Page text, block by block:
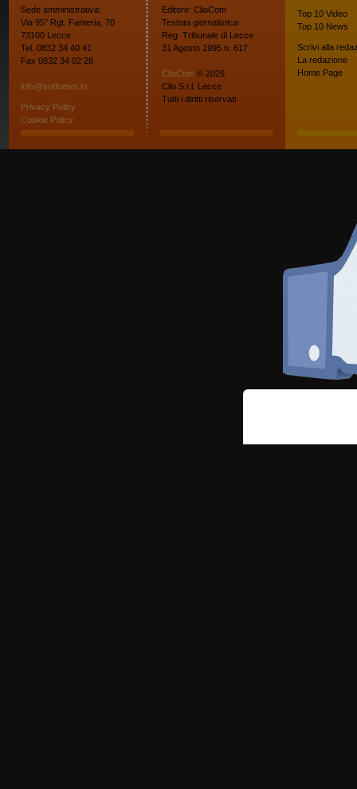
Sede amministrativa:
Via 95° Rgt. Fanteria, 70
73100 Lecce
Tel. 0832 34 40 41
Fax 0832 34 02 28
info@sudnews.tv
Privacy Policy
Cookie Policy
Editore: ClioCom
Testata giornalistica
Reg. Tribunale di Lecce
31 Agosto 1995 n. 617
ClioCom © 2026
Clio S.r.l. Lecce
Tutti i diritti riservati
Top 10 Video
Top 10 News
Scrivi alla
La redazione
Home Page